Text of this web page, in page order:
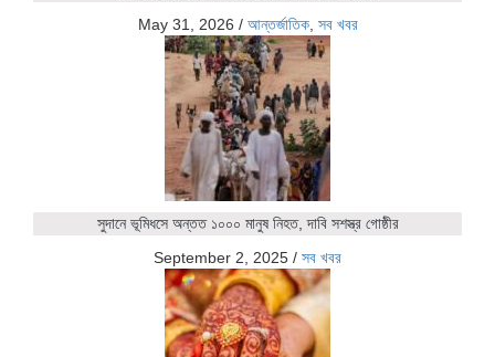
May 31, 2026 / আন্তর্জাতিক, সব খবর
সুদানে ভূমিধসে অন্তত ১০০০ মানুষ নিহত, দাবি সশস্ত্র গোষ্ঠীর
September 2, 2025 / সব খবর